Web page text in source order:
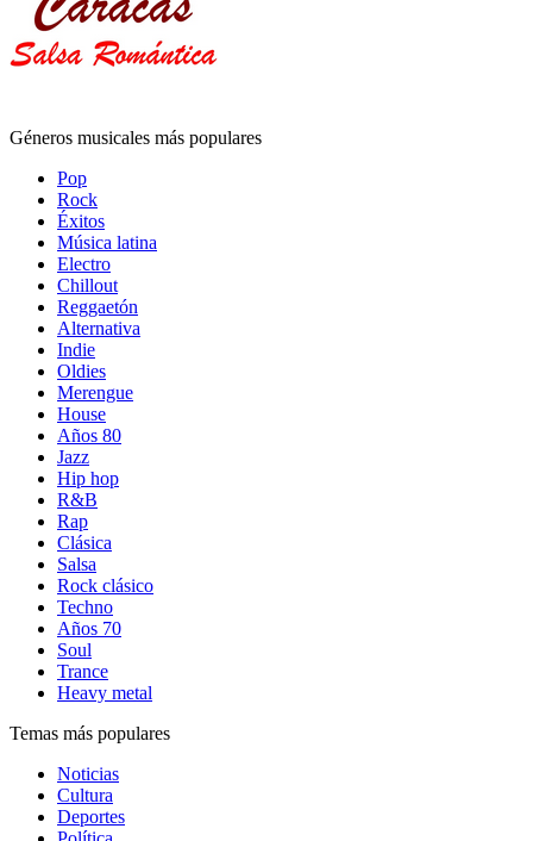
Géneros musicales más populares
Pop
Rock
Éxitos
Música latina
Electro
Chillout
Reggaetón
Alternativa
Indie
Oldies
Merengue
House
Años 80
Jazz
Hip hop
R&B
Rap
Clásica
Salsa
Rock clásico
Techno
Años 70
Soul
Trance
Heavy metal
Temas más populares
Noticias
Cultura
Deportes